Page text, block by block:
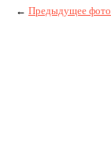
← Предыдущее фото